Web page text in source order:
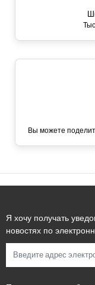
Вы можете
Я хочу получать
новостях по